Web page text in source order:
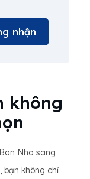
nhận
không
Nha sang
bạn không chỉ